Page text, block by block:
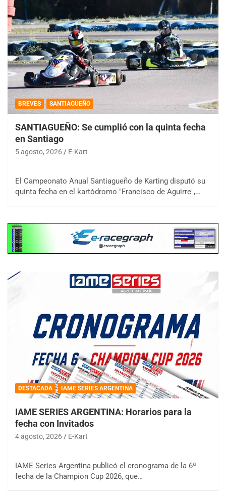
BREVES SANTIAGUEÑO
SANTIAGUEÑO: Se cumplió con la quinta fecha
en Santiago
5 agosto, 2026 E-Kart
El Campeonato Anual Santiagueño de Karting disputó su
quinta fecha en el kartódromo "Francisco de Aguirre",…
DESTACADA IAME SERIES ARGENTINA
IAME SERIES ARGENTINA: Horarios para la
fecha con Invitados
4 agosto, 2026 E-Kart
IAME Series Argentina publicó el cronograma de la 6ª
fecha de la Champion Cup 2026, que…